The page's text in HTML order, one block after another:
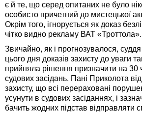
є й те, що серед опитаних не було
особисто причетний до мистецької
Окрім того, ігнорується як доказ
чітко видно рекламу ВАТ «Троттола».
Звичайно, як і прогнозувалося,
цього дня доказів захисту до уваги
прийняла рішення призначити на 30
судових засідань. Пані Приколота
захисту, що всі перераховані
усунути в судових засіданнях, і
бачить жодних підстав відправляти